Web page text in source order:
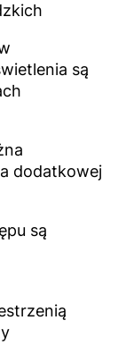
są
dodatkowej
są